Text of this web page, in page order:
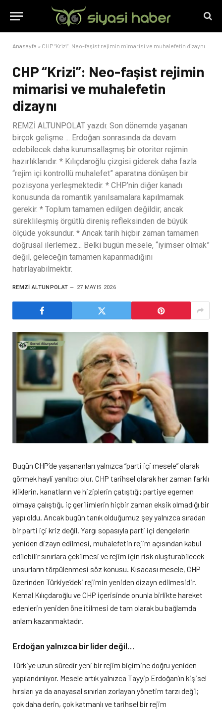
Anasayfa » CHP “Krizi”: Neo-faşist rejimin mimarisi ve muhalefetin dizaynı
CHP “Krizi”: Neo-faşist rejimin
mimarisi ve muhalefetin
dizaynı
REMZİ ALTUNPOLAT yazdı: Son dönemde yaşanan
birçok gelişme ... Erdoğan sonrasında da devam
edebilecek daha kurumsallaşmış bir otoriter rejimin
hazırlıklarıdır. * Kılıçdaroğlu çizgisi giderek daha fazla
“rejim içi kontrollü muhalefet” aparatına dönüşen bir
pozisyona yerleşmektedir. * CHP’nin diğer kanadı
konusunda da romantik yanılsamalara kapılmamak
gerekir. * Toplum tamamen edilgen değildir; ancak
süreklileşmiş örgütlü direniş refleksinden de büyük
ölçüde yoksundur. * Ancak tarih hiçbir zaman tamamen
doğrusal ilerlemez... Belki bugün mesele, “iyimser olmak”
değil, geleceğin tamamen kapanmadığını
hatırlayabilmektir.
REMZI ALTUNPOLAT 27 MAYIS 2026
Bugün CHP’de yaşananları yalnızca “parti içi mesele” olarak
görmek hayli yanıltıcı olur. CHP tarihsel olarak her zaman farklı
kliklerin, kanatların ve hiziplerin çatıştığı; partiye egemen
olmaya çalıştığı, iç gerilimlerin hiçbir zaman eksik olmadığı bir
yapı oldu. Ancak bugün tanık olduğumuz şey yalnızca sıradan
bir parti içi kriz değil. Yargı sopasıyla parti içi dengelerin
yeniden dizayn edilmesi, muhalefetin rejim açısından kabul
edilebilir sınırlara çekilmesi ve rejim için risk oluşturabilecek
unsurların törpülenmesi söz konusu. Kısacası mesele, CHP
üzerinden Türkiye’deki rejimin yeniden dizayn edilmesidir.
Kemal Kılıçdaroğlu ve CHP içerisinde onunla birlikte hareket
edenlerin yeniden öne itilmesi de tam olarak bu bağlamda
anlam kazanmaktadır.
Erdoğan yalnızca bir lider değil…
Türkiye uzun süredir yeni bir rejim biçimine doğru yeniden
yapılandırılıyor. Mesele artık yalnızca Tayyip Erdoğan’ın kişisel
hırsları ya da anayasal sınırları zorlayan yönetim tarzı değil;
çok daha derin, çok katmanlı ve tarihsel bir rejim